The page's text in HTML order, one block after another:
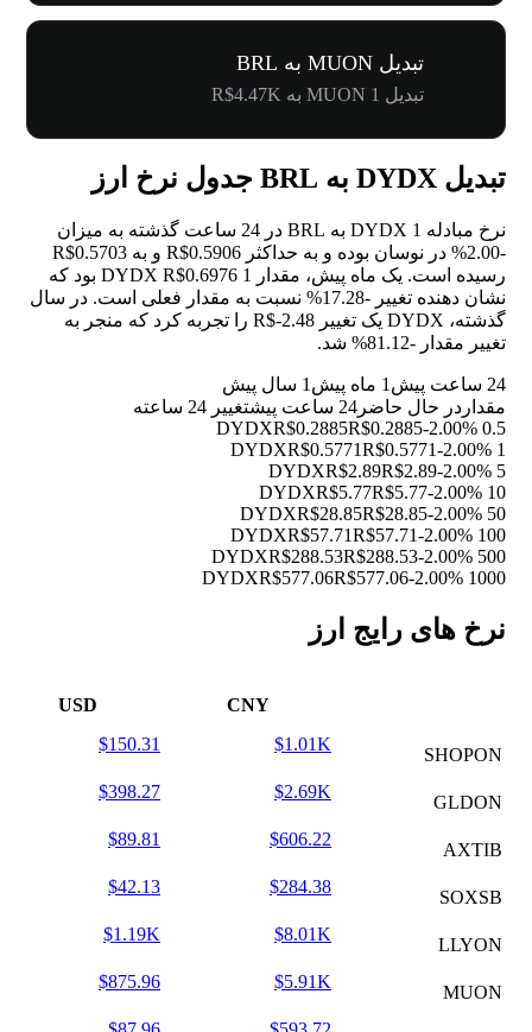
تبدیل MUON به BRL
تبدیل 1 MUON به R$4.47K
تبدیل DYDX به BRL جدول نرخ ارز
نرخ مبادله 1 DYDX به BRL در 24 ساعت گذشته به میزان
-2.00%
در نوسان بوده و به حداکثر R$0.5906 و به R$0.5703
رسیده است. یک ماه پیش، مقدار 1 DYDX R$0.6976 بود که
نشان دهنده تغییر -17.28%
نسبت به مقدار فعلی است. در سال
گذشته، DYDX یک تغییر R$-2.48 را تجربه کرد که منجر به
تغییر مقدار -81.12% شد.
24 ساعت پیش 1 ماه پیش
1 سال پیش
مقدار در حال حاضر 24 ساعت پیش
تغییر 24 ساعته
0.5 DYDX
R$0.2885R$0.2885-2.00%
1 DYDX
R$0.5771R$0.5771-2.00%
5 DYDX
R$2.89R$2.89-2.00%
10 DYDX
R$5.77R$5.77-2.00%
50 DYDX
R$28.85R$28.85-2.00%
100 DYDX
R$57.71R$57.71-2.00%
500 DYDX
R$288.53R$288.53-2.00%
1000 DYDX
R$577.06R$577.06-2.00%
نرخ های رایج ارز
CNY
USD
SHOPON
$1.01K
$150.31
GLDON
$2.69K
$398.27
AXTIB
$606.22
$89.81
SOXSB
$284.38
$42.13
LLYON
$8.01K
$1.19K
MUON
$5.91K
$875.96